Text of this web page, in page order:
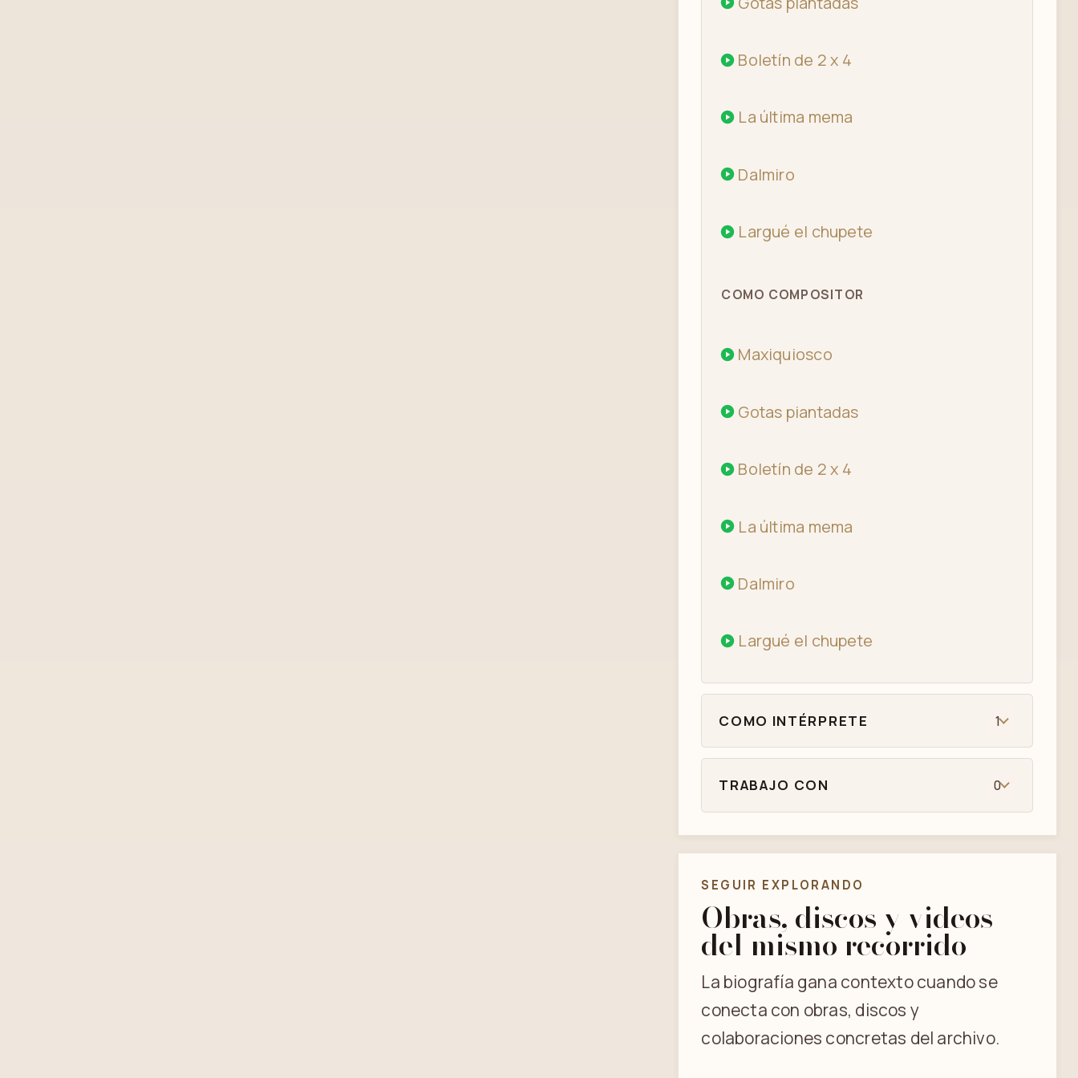
Boletín de 2 x 4
La última mema
Dalmiro
Largué el chupete
COMO COMPOSITOR
Maxiquiosco
Gotas piantadas
Boletín de 2 x 4
La última mema
Dalmiro
Largué el chupete
COMO INTÉRPRETE 1
TRABAJO CON 0
SEGUIR EXPLORANDO
Obras, discos y videos
del mismo recorrido
La biografía gana contexto cuando se
conecta con obras, discos y
colaboraciones concretas del archivo.